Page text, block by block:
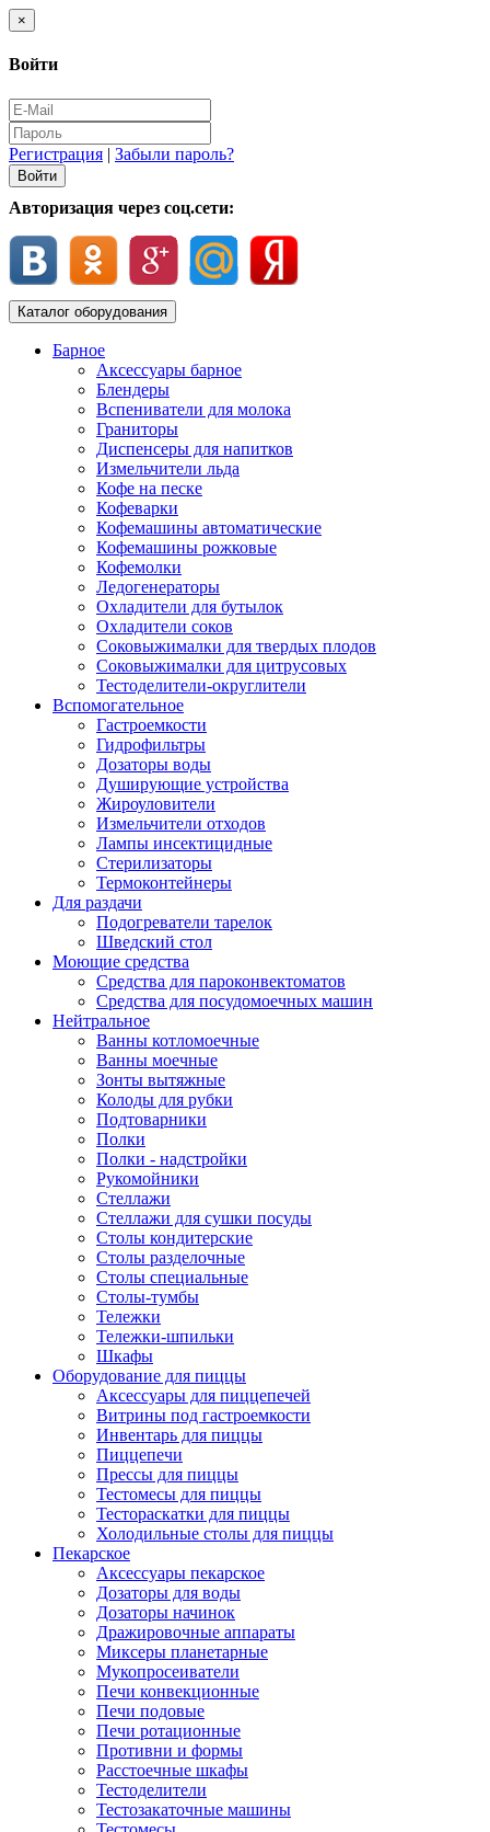
×
Войти
Регистрация | Забыли пароль?
Авторизация через соц.сети:
Каталог оборудования
Барное
Аксессуары барное
Блендеры
Вспениватели для молока
Граниторы
Диспенсеры для напитков
Измельчители льда
Кофе на песке
Кофеварки
Кофемашины автоматические
Кофемашины рожковые
Кофемолки
Ледогенераторы
Охладители для бутылок
Охладители соков
Соковыжималки для твердых плодов
Соковыжималки для цитрусовых
Тестоделители-округлители
Вспомогательное
Гастроемкости
Гидрофильтры
Дозаторы воды
Душирующие устройства
Жироуловители
Измельчители отходов
Лампы инсектицидные
Стерилизаторы
Термоконтейнеры
Для раздачи
Подогреватели тарелок
Шведский стол
Моющие средства
Средства для пароконвектоматов
Средства для посудомоечных машин
Нейтральное
Ванны котломоечные
Ванны моечные
Зонты вытяжные
Колоды для рубки
Подтоварники
Полки
Полки - надстройки
Рукомойники
Стеллажи
Стеллажи для сушки посуды
Столы кондитерские
Столы разделочные
Столы специальные
Столы-тумбы
Тележки
Тележки-шпильки
Шкафы
Оборудование для пиццы
Аксессуары для пиццепечей
Витрины под гастроемкости
Инвентарь для пиццы
Пиццепечи
Прессы для пиццы
Тестомесы для пиццы
Тестораскатки для пиццы
Холодильные столы для пиццы
Пекарское
Аксессуары пекарское
Дозаторы для воды
Дозаторы начинок
Дражировочные аппараты
Миксеры планетарные
Мукопросеиватели
Печи конвекционные
Печи подовые
Печи ротационные
Противни и формы
Расстоечные шкафы
Тестоделители
Тестозакаточные машины